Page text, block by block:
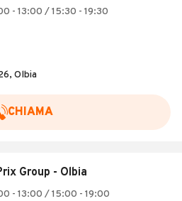
- 13:00 / 15:30 - 19:30
Olbia
CHIAMA
Group - Olbia
- 13:00 / 15:00 - 19:00